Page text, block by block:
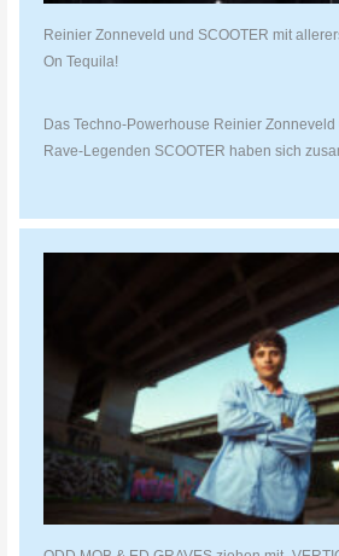
Reinier Zonneveld und SCOOTER mit
On Tequila!
Das Techno-Powerhouse Reinier
Rave-Legenden SCOOTER haben sich